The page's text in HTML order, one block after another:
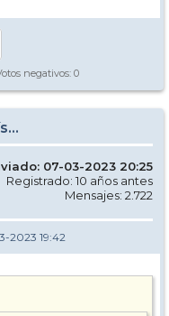
negativos: 0
07-03-2023 20:25
Registrado: 10 años antes
Mensajes: 2.722
2023 19:42